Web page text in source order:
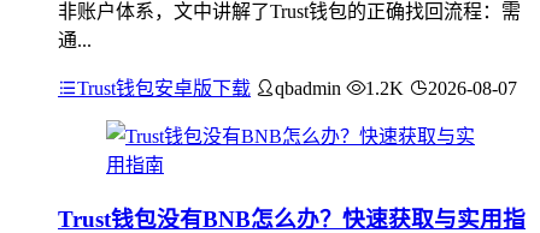
非账户体系，文中讲解了Trust钱包的正确找回流程：需
通...
Trust钱包安卓版下载 qbadmin 1.2K 2026-08-07
Trust钱包没有BNB怎么办？快速获取与实用指